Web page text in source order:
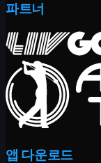
파트너
앱 다운로드